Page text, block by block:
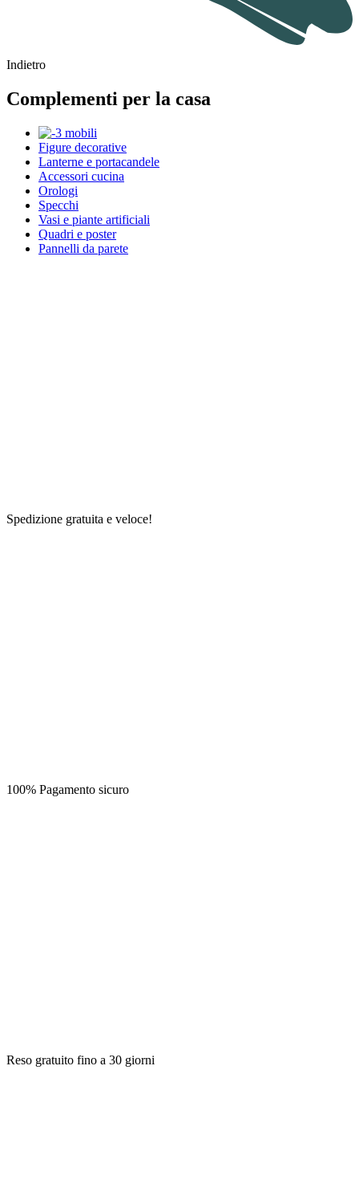
Indietro
Complementi per la casa
Figure decorative
Lanterne e portacandele
Accessori cucina
Orologi
Specchi
Vasi e piante artificiali
Quadri e poster
Pannelli da parete
Spedizione gratuita e veloce!
100% Pagamento sicuro
Reso gratuito fino a 30 giorni